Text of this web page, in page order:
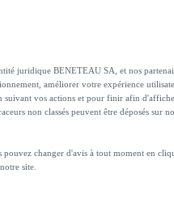
juridique BENETEAU SA, et nos
améliorer votre expérience
suivant vos actions et pour finir afin
non classés peuvent être déposés sur
changer d'avis à tout moment en
site.